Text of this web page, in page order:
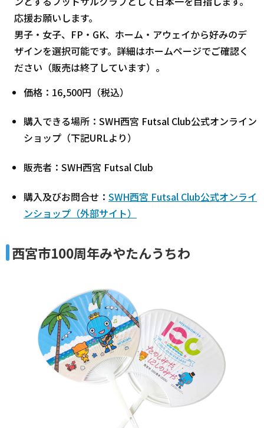
応援お願いします。
男子・女子、FP・GK、ホーム・アウェイから好みのデ
ザインを選択可能です。詳細はホームページでご確認く
ださい（販売は終了しています）。
価格：16,500円（税込）
購入できる場所：SWH西宮 Futsal Club公式オンライン
ショップ（下記URLより）
販売者：SWH西宮 Futsal Club
購入及びお問合せ： SWH西宮 Futsal Club公式オンライ
ンショップ（外部サイト）
西宮市100周年みやたんうちわ